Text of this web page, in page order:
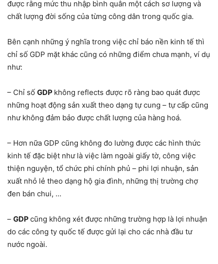
được rằng mức thu nhập bình quân một cách sơ lượng và
chất lượng đời sống của từng công dân trong quốc gia.
Bên cạnh những ý nghĩa trong việc chỉ báo nền kinh tế thì
chỉ số GDP mặt khác cũng có những điểm chưa mạnh, ví dụ
như:
– Chỉ số GDP không reflects được rõ ràng bao quát được
những hoạt động sản xuất theo dạng tự cung – tự cấp cũng
như không đảm bảo được chất lượng của hàng hoá.
– Hơn nữa GDP cũng không đo lường được các hình thức
kinh tế đặc biệt như là việc làm ngoài giấy tờ, công việc
thiện nguyện, tổ chức phi chính phủ – phi lợi nhuận, sản
xuất nhỏ lẻ theo dạng hộ gia đình, những thị trường chợ
đen bán chui, …
– GDP cũng không xét được những trường hợp là lợi nhuận
do các công ty quốc tế được gửi lại cho các nhà đầu tư
nước ngoài.